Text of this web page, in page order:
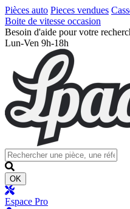
Pièces auto Pieces vendues
Boite de vitesse occasion
Besoin d'aide pour votre
Lun-Ven 9h-18h
OK
Espace Pro